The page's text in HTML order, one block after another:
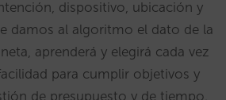
dispositivo, ubicación y
damos al algoritmo el dato de la
aprenderá y elegirá cada vez
para cumplir objetivos y
de presupuesto y de tiempo.